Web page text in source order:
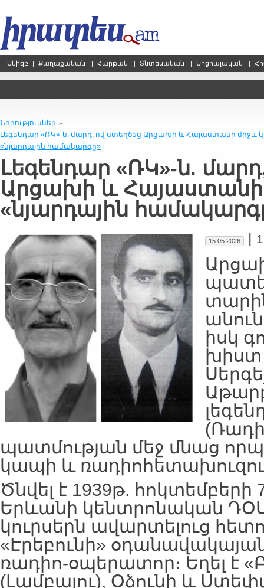
Սկիզբ | Քաղաքական | Հարթակ | Տնտեսական | Սոցիալական |
Նորություններ »
Լեգենդար «ՌԿ»-ն. մարդ, ով ստեղծեց Արցախի և Հայաստանի միջև
«նյարդային համակարգը»
Լեգենդար «ՌԿ»-ն.
Արցախի և
«նյարդային
15.05.2026
իսկ
խիստ
պատմության մեջ մնաց
կապի և
Ծնվել է 1939թ. հոկտեմբերի
Երևանի կենտրոնական
կուրսերն ավարտելուց
«Էրեբունի»
ռադիո-օպերատոր։ Եղել է
(Լամբալու), Օձունի և